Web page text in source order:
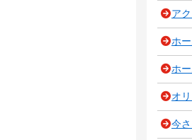
ア
ホ
ホ
オ
今